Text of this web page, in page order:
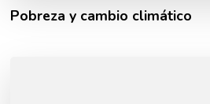
Pobreza y cambio climático